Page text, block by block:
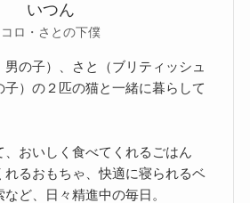
いつん
コロ・さとの下僕
男の子）、さと（ブリティッシュ
子）の２匹の猫と一緒に暮らして
おいしく食べてくれるごはん
れるおもちゃ、快適に寝られるベ
ど、日々精進中の毎日。